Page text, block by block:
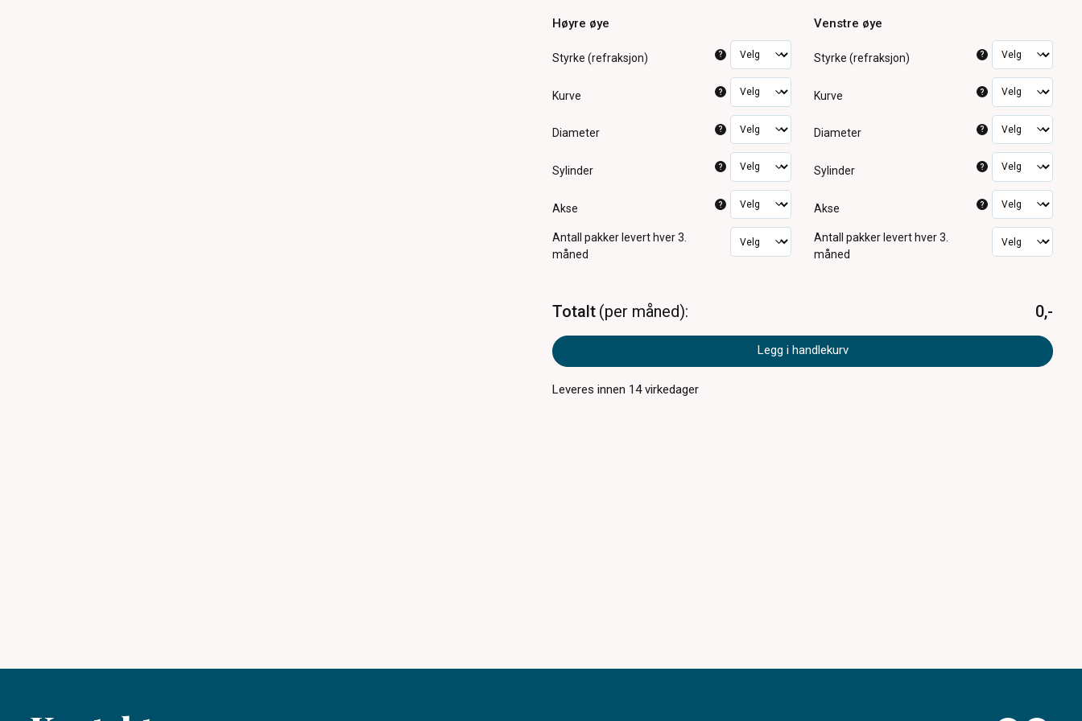
Høyre øye
Styrke (refraksjon) ?
Kurve ?
Diameter ?
Sylinder ?
Akse ?
Antall pakkerlevert hver 3.
måned
Venstre øye
Styrke (refraksjon) ?
Kurve ?
Diameter ?
Sylinder ?
Akse ?
Antall pakkerlevert hver 3.
måned
Totalt per måned 0,-
Legg i handlekurv
Leveres innen 14virkedager